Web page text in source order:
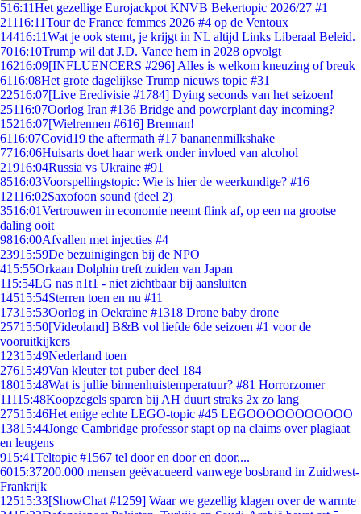
516:11Het gezellige Eurojackpot KNVB Bekertopic 2026/27 #1
21116:11Tour de France femmes 2026 #4 op de Ventoux
14416:11Wat je ook stemt, je krijgt in NL altijd Links Liberaal Beleid.
7016:10Trump wil dat J.D. Vance hem in 2028 opvolgt
16216:09[INFLUENCERS #296] Alles is welkom kneuzing of breuk
6116:08Het grote dagelijkse Trump nieuws topic #31
22516:07[Live Eredivisie #1784] Dying seconds van het seizoen!
25116:07Oorlog Iran #136 Bridge and powerplant day incoming?
15216:07[Wielrennen #616] Brennan!
6116:07Covid19 the aftermath #17 bananenmilkshake
7716:06Huisarts doet haar werk onder invloed van alcohol
21916:04Russia vs Ukraine #91
8516:03Voorspellingstopic: Wie is hier de weerkundige? #16
12116:02Saxofoon sound (deel 2)
3516:01Vertrouwen in economie neemt flink af, op een na grootse
daling ooit
9816:00Afvallen met injecties #4
23915:59De bezuinigingen bij de NPO
415:55Orkaan Dolphin treft zuiden van Japan
115:54LG nas n1t1 - niet zichtbaar bij aansluiten
14515:54Sterren toen en nu #11
17315:53Oorlog in Oekraïne #1318 Drone baby drone
25715:50[Videoland] B&B vol liefde 6de seizoen #1 voor de
vooruitkijkers
12315:49Nederland toen
27615:49Van kleuter tot puber deel 184
18015:48Wat is jullie binnenhuistemperatuur? #81 Horrorzomer
11115:48Koopzegels sparen bij AH duurt straks 2x zo lang
27515:46Het enige echte LEGO-topic #45 LEGOOOOOOOOOOO
13815:44Jonge Cambridge professor stapt op na claims over plagiaat
en leugens
915:41Teltopic #1567 tel door en door en door....
6015:37200.000 mensen geëvacueerd vanwege bosbrand in Zuidwest-
Frankrijk
12515:33[ShowChat #1259] Waar we gezellig klagen over de warmte